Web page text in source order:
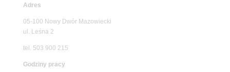
Adres
05-100 Nowy Dwór Mazowiecki
ul. Leśna 2
tel. 503 900 215
Godziny pracy